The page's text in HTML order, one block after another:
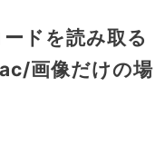
ドを読み取る
画像だけの場